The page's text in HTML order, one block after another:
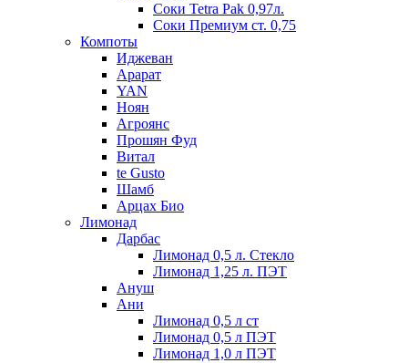
Соки Tetra Pak 0,97л.
Соки Премиум ст. 0,75
Компоты
Иджеван
Арарат
YAN
Ноян
Агроянс
Прошян Фуд
Витал
te Gusto
Шамб
Арцах Био
Лимонад
Дарбас
Лимонад 0,5 л. Стекло
Лимонад 1,25 л. ПЭТ
Ануш
Ани
Лимонад 0,5 л ст
Лимонад 0,5 л ПЭТ
Лимонад 1,0 л ПЭТ